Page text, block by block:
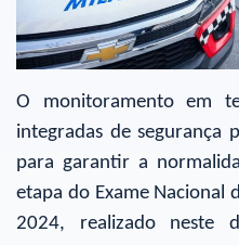
O monitoramento em
integradas de segurança
para garantir a
etapa do Exame Nacional
2024, realizado neste